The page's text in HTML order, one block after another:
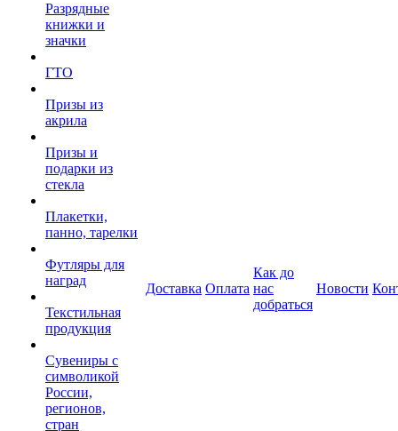
Разрядные
книжки и
значки
ГТО
Призы из
акрила
Призы и
подарки из
стекла
Плакетки,
панно, тарелки
Футляры для
наград
Текстильная
продукция
Сувениры с
символикой
России,
регионов,
стран
Доставка Оплата
Как до
нас
добраться
Новости